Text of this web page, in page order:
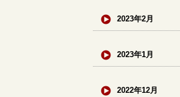
2023年2月
2023年1月
2022年12月